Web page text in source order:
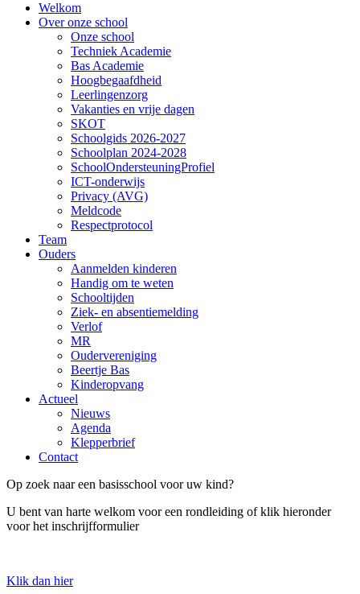
Welkom
Over onze school
Onze school
Techniek Academie
Bas Academie
Hoogbegaafdheid
Leerlingenzorg
Vakanties en vrije dagen
SKOT
Schoolgids 2026-2027
Schoolplan 2024-2028
SchoolOndersteuningProfiel
ICT-onderwijs
Privacy (AVG)
Meldcode
Respectprotocol
Team
Ouders
Aanmelden kinderen
Handig om te weten
Schooltijden
Ziek- en absentiemelding
Verlof
MR
Oudervereniging
Beertje Bas
Kinderopvang
Actueel
Nieuws
Agenda
Klepperbrief
Contact
Op zoek naar een basisschool voor uw kind?
U bent van harte welkom voor een rondleiding of klik hieronder
voor het inschrijfformulier
Klik dan hier